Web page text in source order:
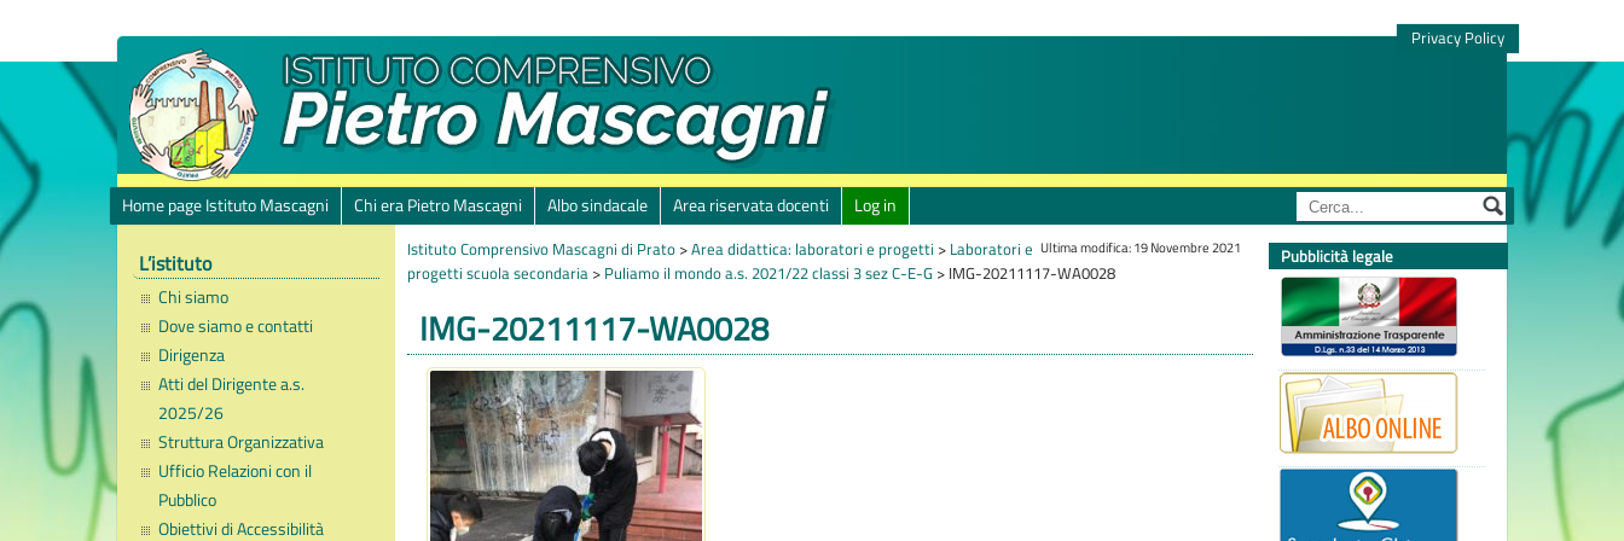
Privacy Policy
Home page Istituto Mascagni Chi era Pietro Mascagni Albo sindacale Area riservata docenti Log in
L’istituto
Chi siamo
Dove siamo e contatti
Dirigenza
Atti del Dirigente a.s.
2025/26
Struttura Organizzativa
Ufficio Relazioni con il
Pubblico
Obiettivi di Accessibilità
Ultima modifica: 19 Novembre 2021
Istituto Comprensivo Mascagni di Prato >Area didattica: laboratori e progetti > Laboratori e
progetti scuola secondaria > Puliamo il mondo a.s. 2021/22 classi 3 sez C-E-G > IMG-20211117-WA0028
IMG-20211117-WA0028
Pubblicità legale